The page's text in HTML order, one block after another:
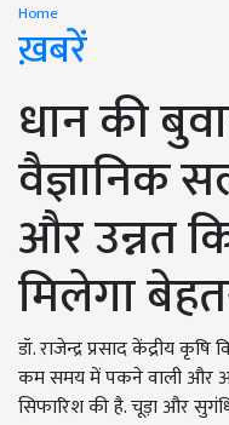
Home
ख़बरें
धान की
वैज्ञानिक
और उन्नत
मिलेगा
डॉ. राजेन्द्र प्रसाद केंद्रीय
कम समय में पकने वाली और
सिफारिश की है. चूड़ा और